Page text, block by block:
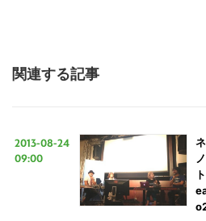
関連する記事
2013-08-24
09:00
サ